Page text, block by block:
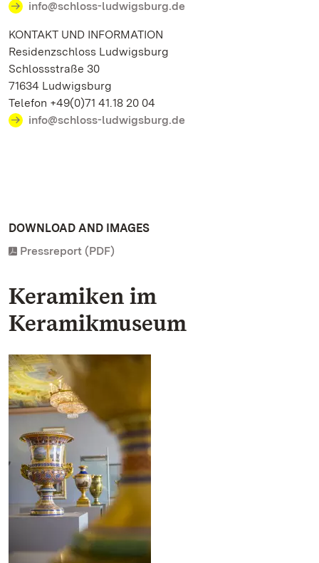
info@schloss-ludwigsburg.de
KONTAKT UND INFORMATION
Residenzschloss Ludwigsburg
Schlossstraße 30
71634 Ludwigsburg
Telefon +49(0)71 41.18 20 04
info@schloss-ludwigsburg.de
DOWNLOAD AND IMAGES
Pressreport (PDF)
Keramiken im
Keramikmuseum